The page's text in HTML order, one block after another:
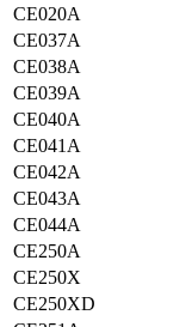
CE020A
CE037A
CE038A
CE039A
CE040A
CE041A
CE042A
CE043A
CE044A
CE250A
CE250X
CE250XD